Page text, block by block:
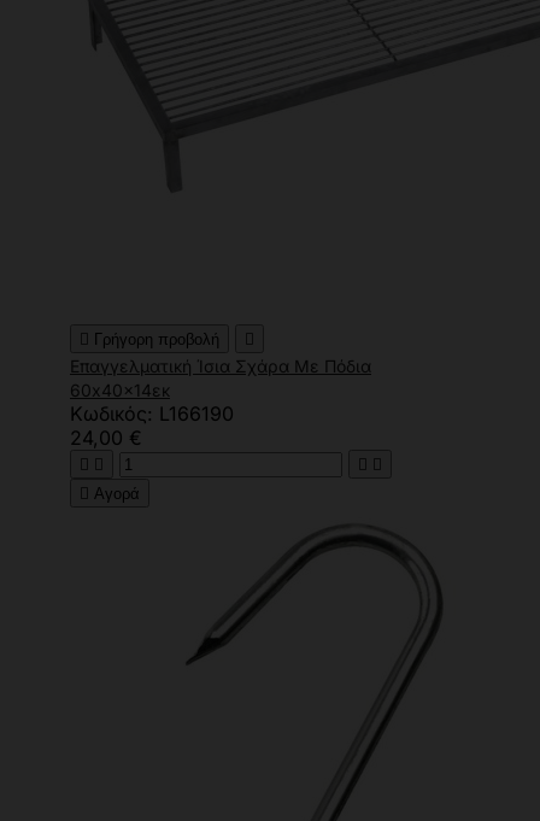
 Γρήγορη προβολή 
Επαγγελματική Ίσια Σχάρα Με Πόδια
60x40x14εκ
Κωδικός: L166190
24,00 €
   
 Αγορά